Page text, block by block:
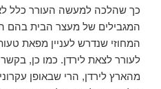
כך שהלכה למעשה העורר כלל
המגבילים של מעצר הבית בהם
המחוזי שנדרש לעניין מפאת
לעורר לצאת לירדן. כמו כן,
מהארץ לירדן, הרי שבאופן